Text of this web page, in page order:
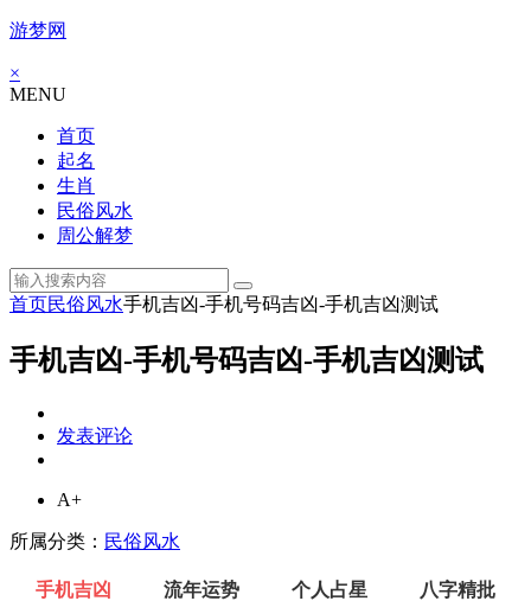
游梦网
×
MENU
首页
起名
生肖
民俗风水
周公解梦
首页民俗风水手机吉凶-手机号码吉凶-手机吉凶测试
手机吉凶-手机号码吉凶-手机吉凶测试
发表评论
A+
所属分类： 民俗风水
手机吉凶 流年运势 个人占星 八字精批